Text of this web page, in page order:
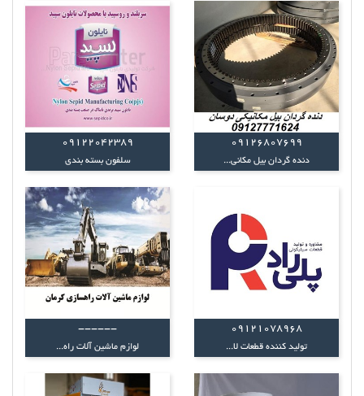
09126807699
دنده گردان بیل مکانی...
09122042389
سلفون بسته بندی
09121078968
تولید کننده قطعات لا...
------
لوازم ماشین آلات راه...